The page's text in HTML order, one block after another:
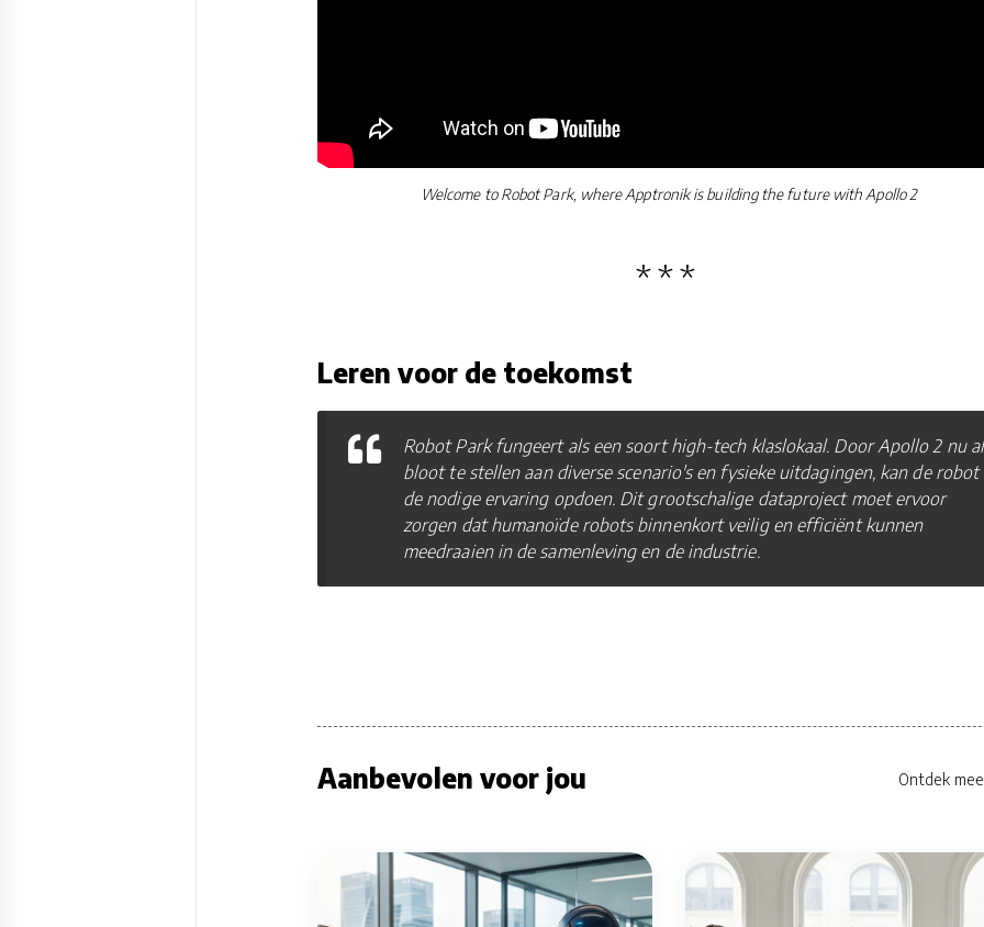
Welcome to Robot Park, where Apptronik is building the future with Apollo 2
Leren voor de toekomst
Robot Park fungeert als een soort high-tech klaslokaal. Door Apollo 2 nu al
bloot te stellen aan diverse scenario's en fysieke uitdagingen, kan de robot
de nodige ervaring opdoen. Dit grootschalige dataproject moet ervoor
zorgen dat humanoïde robots binnenkort veilig en efficiënt kunnen
meedraaien in de samenleving en de industrie.
Aanbevolen voor jou Ontdek